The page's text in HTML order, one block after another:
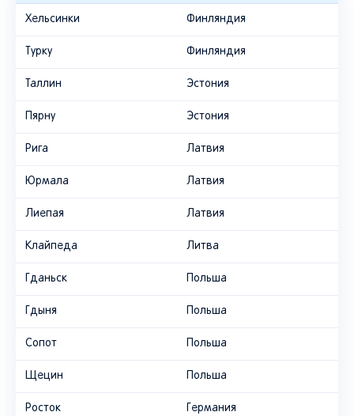
Хельсинки Финляндия
Турку Финляндия
Таллин Эстония
Пярну Эстония
Рига Латвия
Юрмала Латвия
Лиепая Латвия
Клайпеда Литва
Гданьск Польша
Гдыня Польша
Сопот Польша
Щецин Польша
Росток Германия